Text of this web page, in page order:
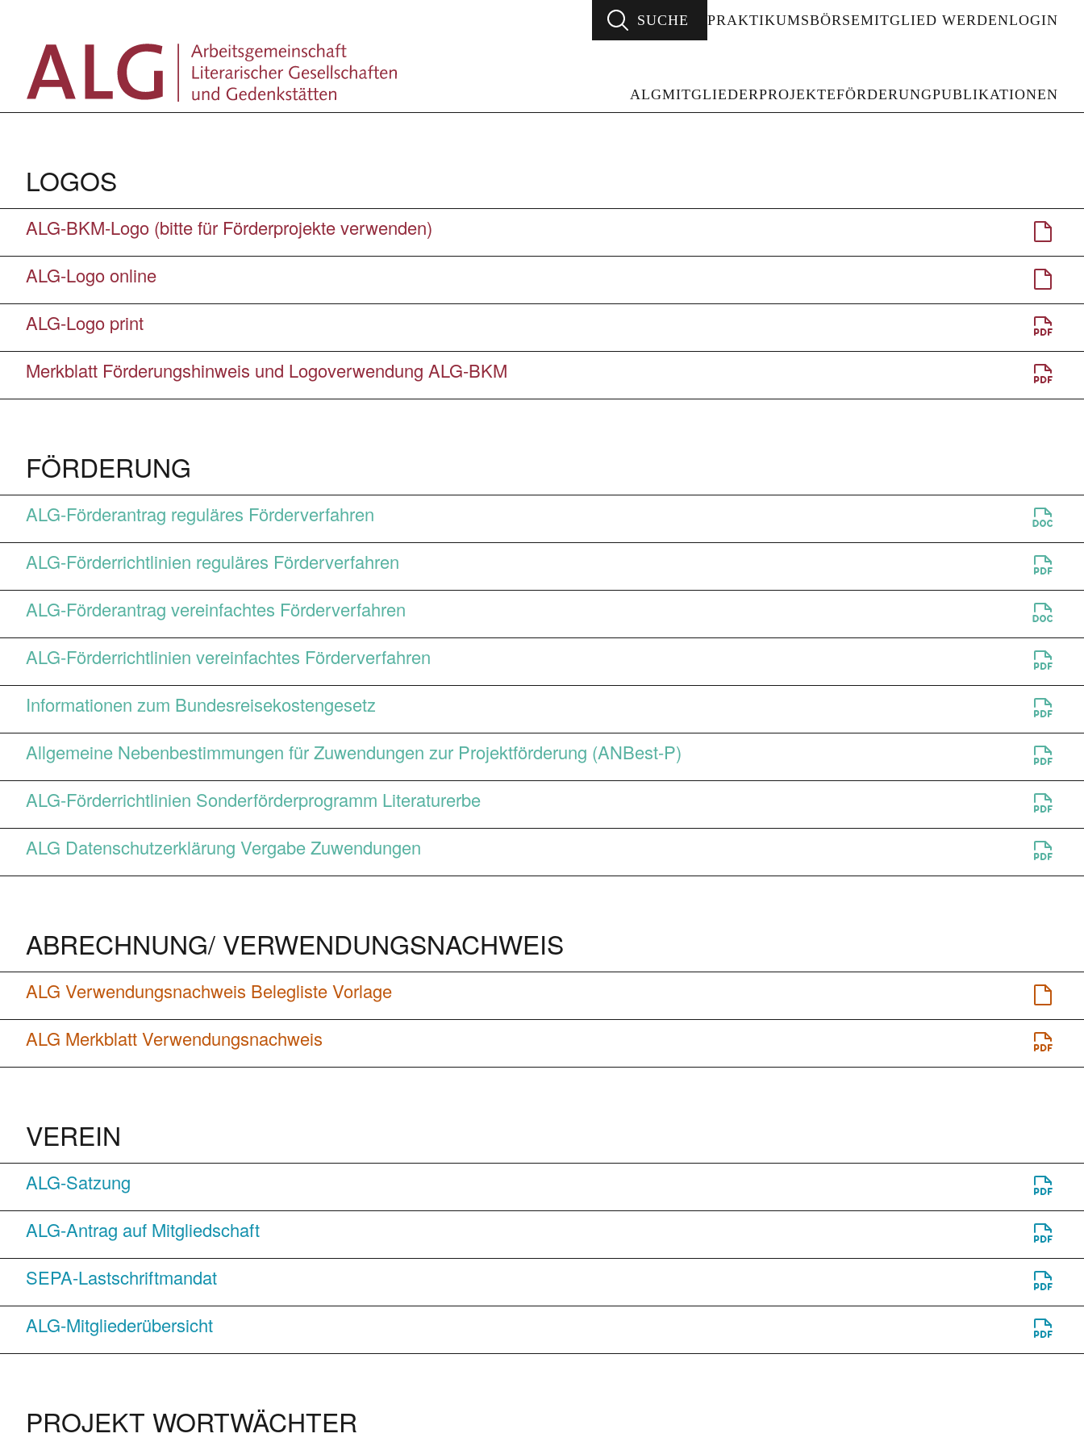
springen
SUCHE PRAKTIKUMSBÖRSEMITGLIED WERDENLOGIN
ALGMITGLIEDERPROJEKTEFÖRDERUNGPUBLIKATIONEN
LOGOS
ALG-BKM-Logo (bitte für Förderprojekte verwenden)
ALG-Logo online
ALG-Logo print
Merkblatt Förderungshinweis und Logoverwendung ALG-BKM
FÖRDERUNG
ALG-Förderantrag reguläres Förderverfahren
ALG-Förderrichtlinien reguläres Förderverfahren
ALG-Förderantrag vereinfachtes Förderverfahren
ALG-Förderrichtlinien vereinfachtes Förderverfahren
Informationen zum Bundesreisekostengesetz
Allgemeine Nebenbestimmungen für Zuwendungen zur Projektförderung (ANBest-P)
ALG-Förderrichtlinien Sonderförderprogramm Literaturerbe
ALG Datenschutzerklärung Vergabe Zuwendungen
ABRECHNUNG/ VERWENDUNGSNACHWEIS
ALG Verwendungsnachweis Belegliste Vorlage
ALG Merkblatt Verwendungsnachweis
VEREIN
ALG-Satzung
ALG-Antrag auf Mitgliedschaft
SEPA-Lastschriftmandat
ALG-Mitgliederübersicht
PROJEKT WORTWÄCHTER